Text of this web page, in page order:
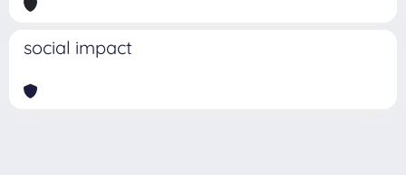
social impact